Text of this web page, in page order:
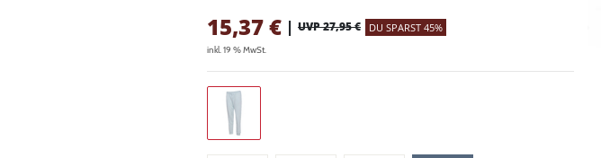
15,37€ | UVP 27,95 € DU SPARST 45%
inkl. 19 % MwSt.